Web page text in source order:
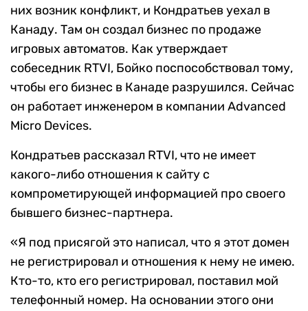
них возник конфликт, и Кондратьев уехал в
Канаду. Там он создал бизнес по продаже
игровых автоматов. Как утверждает
собеседник RTVI, Бойко поспособствовал тому,
чтобы его бизнес в Канаде разрушился. Сейчас
он работает инженером в компании Advanced
Micro Devices.
Кондратьев рассказал RTVI, что не имеет
какого-либо отношения к сайту с
компрометирующей информацией про своего
бывшего бизнес-партнера.
«Я под присягой это написал, что я этот домен
не регистрировал и отношения к нему не имею.
Кто-то, кто его регистрировал, поставил мой
телефонный номер. На основании этого они